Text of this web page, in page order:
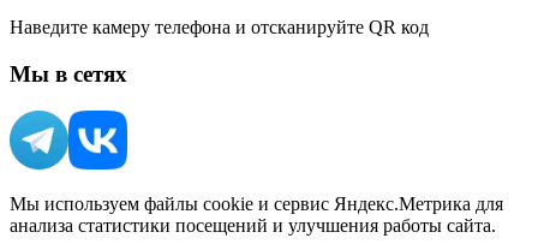
Наведите камеру телефона и отсканируйте QR код
Мы в сетях
Мы используем файлы cookie и сервис Яндекс.Метрика для
анализа статистики посещений и улучшения работы сайта.